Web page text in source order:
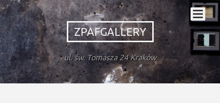
ZPAFGALLERY
ul. św. Tomasza 24 Kraków